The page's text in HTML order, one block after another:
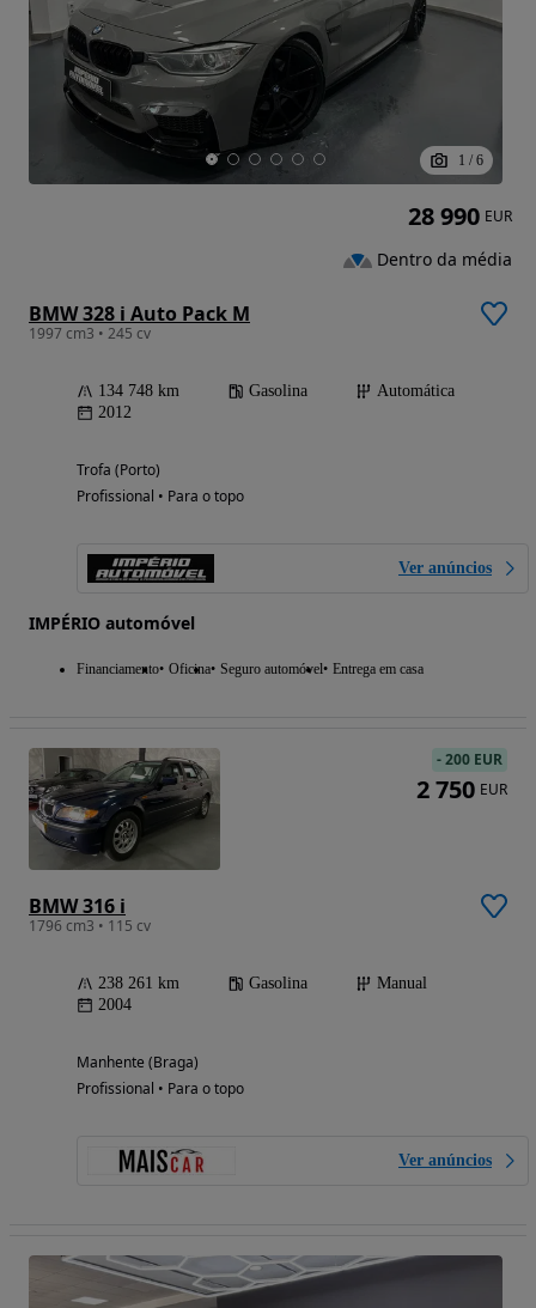
1 / 6
BMW 328 i Auto Pack M
1997 cm3 • 245 cv
134 748 km Gasolina
Automática
2012
Trofa (Porto)
Profissional • Para o topo
Ver anúncios
IMPÉRIO automóvel
Financiamento Oficina Seguro automóvel Entrega em casa
28 990 EUR
Dentro da média
BMW 316 i
1796 cm3 • 115 cv
238 261 km Gasolina
Manual
2004
Manhente (Braga)
Profissional • Para o topo
Ver anúncios
-200 EUR
2 750 EUR